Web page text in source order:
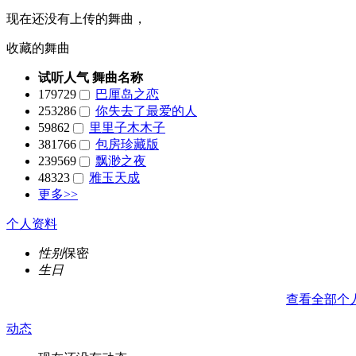
现在还没有上传的舞曲，
收藏的舞曲
试听人气 舞曲名称
179729
巴厘岛之恋
253286
你失去了最爱的人
59862
里里子木木子
381766
包房珍藏版
239569
飘渺之夜
48323
雅玉天成
更多>>
个人资料
性别保密
生日
查看全部个
动态